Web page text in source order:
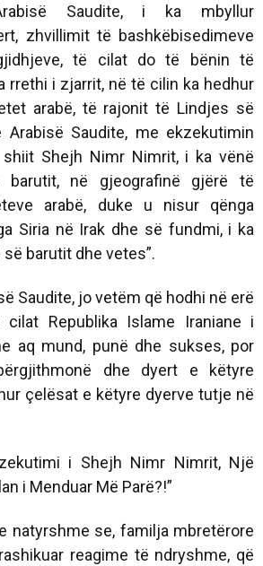
Saudite, i ka mbyllur
zhvillimit të bashkëbisedimeve
të cilat do të bënin të
rrethi i zjarrit, në të cilin ka hedhur
arabë, të rajonit të Lindjes së
Saudite, me ekzekutimin
shiit Shejh Nimr Nimrit, i ka vënë
në gjeografinë gjërë të
arabë, duke u nisur qënga
Siria në Irak dhe së fundmi, i ka
barutit dhe vetes”.
Saudite, jo vetëm që hodhi në erë
Republika Islame Iraniane i
aq mund, punë dhe sukses, por
dhe dyert e këtyre
çelësat e këtyre dyerve tutje në
i Shejh Nimr Nimrit, Një
i Menduar Më Parë?!”
natyrshme se, familja mbretërore
reagime të ndryshme, që